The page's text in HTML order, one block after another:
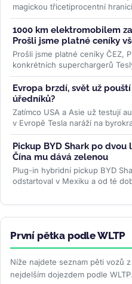
magickou třicetiprocentní
kusů...>>
1000 km elektromobilem za
Prošli jsme platné ceníky
Prošli jsme platné ceníky ČEZ,
konkrétních superchargerů
paliv. Rozdíl je...>>
Evropa brzdí, svět už
úředníků?
Zatímco USA a Asie už testují
v Evropě Tesla naráží na
ale...>>
Pickup BYD Shark po
Čína mu dává zelenou
Plug-in hybridní pickup BYD
odstartoval v Mexiku a od té
První pětka podle WLTP
Níže najdete seznam pěti vozů
nejdelším dojezdem podle WLTP.